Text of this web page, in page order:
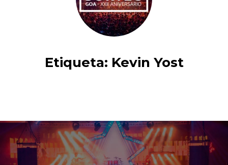
Etiqueta: Kevin Yost